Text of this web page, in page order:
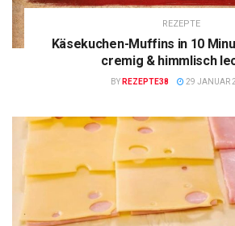
REZEPTE
Käsekuchen-Muffins in 10
cremig & himmlisch
BY REZEPTE38 29 JANUAR